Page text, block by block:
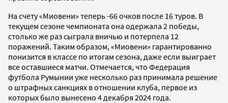
На счету «Миовени» теперь -66 очков после 16 туров. В
текущем сезоне чемпионата она одержала 2 победы,
столько же раз сыграла вничью и потерпела 12
поражений. Таким образом, «Миовени» гарантированно
понизится в классе по итогам сезона, даже если выиграет
все оставшиеся матчи. Отмечается, что Федерация
футбола Румынии уже несколько раз принимала решение
о штрафных санкциях в отношении клуба, первое из
которых было вынесено 4 декабря 2024 года.